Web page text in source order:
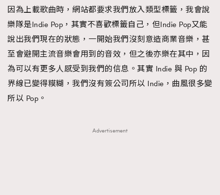
因為上載歌曲時，網站都要求我們放入類型標籤，我會說
樂隊是Indie Pop，其實不喜歡標籤自己，但Indie Pop又能
說出我們現在的狀態，一開始我們沒刻意造商業音樂，甚
至會避開主流音樂會用到的音效，但之後亦樂在其中，因
為可以有更多人感受到我們的信息。其實 Indie 與 Pop 的
界線已變得糢糊，我們沒有簽公司所以 Indie，曲風很多變
所以 Pop。
Advertisement